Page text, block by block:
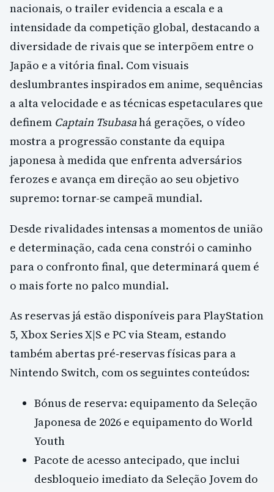
nacionais, o trailer evidencia a escala e a
intensidade da competição global, destacando a
diversidade de rivais que se interpõem entre o
Japão e a vitória final. Com visuais
deslumbrantes inspirados em anime, sequências
a alta velocidade e as técnicas espetaculares que
definem Captain Tsubasahá gerações, o vídeo
mostra a progressão constante da equipa
japonesa à medida que enfrenta adversários
ferozes e avança em direção ao seu objetivo
supremo: tornar-se campeã mundial.
Desde rivalidades intensas a momentos de união
e determinação, cada cena constrói o caminho
para o confronto final, que determinará quem é
o mais forte no palco mundial.
As reservas já estão disponíveis para PlayStation
5, Xbox Series X|S e PC via Steam, estando
também abertas pré‑reservas físicas para a
Nintendo Switch, com os seguintes conteúdos:
Bónus de reserva: equipamento da Seleção
Japonesa de 2026 e equipamento do World
Youth
Pacote de acesso antecipado, que inclui
desbloqueio imediato da Seleção Jovem do